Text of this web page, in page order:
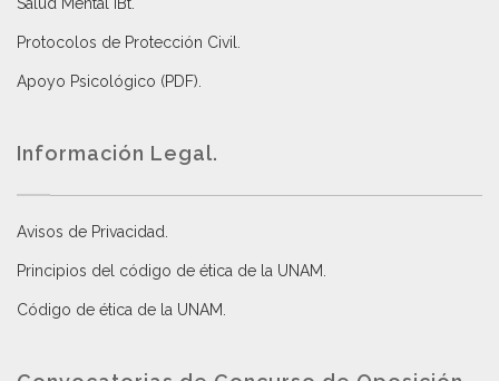
Protocolos de Protección Civil
Apoyo Psicológico (PDF)
Información Legal.
Avisos de Privacidad
Principios del código de ética de la UNAM
Código de ética de la UNAM